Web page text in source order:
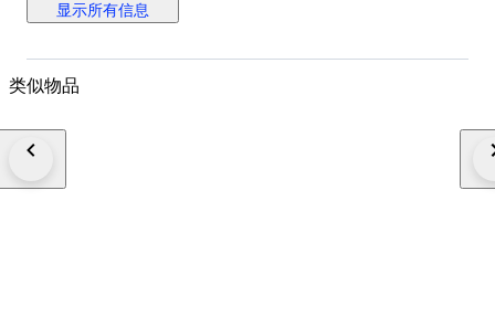
显示所有信息
类似物品